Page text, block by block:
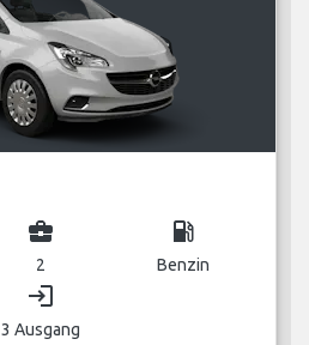
business_center
2
local_gas_station
Benzin
login
3 Ausgang